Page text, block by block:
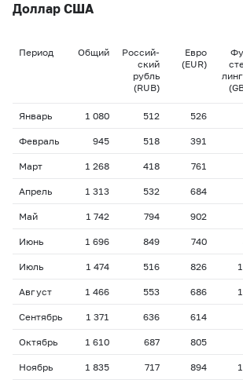
Доллар США
Период Общий
Россий-
ский
рубль
(RUB)
Евро
(EUR)
Январь 1 080 512 526
Февраль 945 518 391
Март 1 268 418 761
Апрель 1 313 532 684
Май 1 742 794 902
Июнь 1 696 849 740
Июль 1 474 516 826
Август 1 466 553 686
Сентябрь 1 371 636 614
Октябрь 1 610 687 805
Ноябрь 1 835 717 894